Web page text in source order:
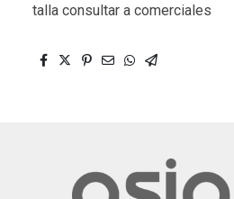
talla consultar a comerciales